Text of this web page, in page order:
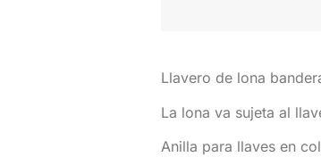
Llavero de lona
La lona va sujeta al
Anilla para llaves en